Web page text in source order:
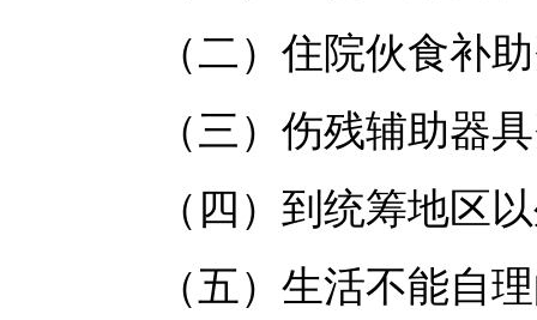
（二）住院伙食补助
（三）伤残辅助器具
（四）到统筹地区以
（五）生活不能自理